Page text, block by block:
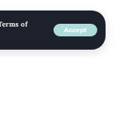
of
Accept
GB